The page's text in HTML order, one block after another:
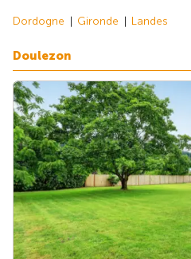
Dordogne Gironde Landes
Doulezon